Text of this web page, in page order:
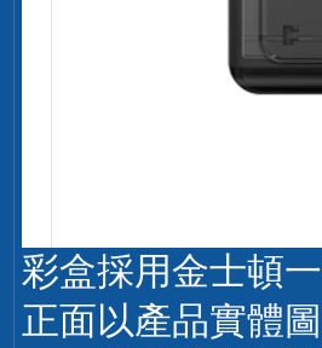
彩盒採用金士頓
正面以產品實體